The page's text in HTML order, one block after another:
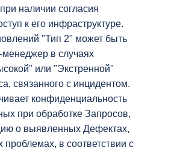
наличии согласия
к его инфраструктуре.
"Тип 2" может быть
менеджер в случаях
или "Экстренной"
связанного с инцидентом.
конфиденциальность
при обработке Запросов,
о выявленных Дефектах,
проблемах, в соответствии с